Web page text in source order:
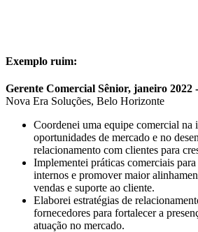
Exemplo ruim:
Gerente Comercial Sênior, janeiro 2022
Nova Era Soluções, Belo Horizonte
Coordenei uma equipe comercial na
oportunidades de mercado e no
relacionamento com clientes para
Implementei práticas comerciais
internos e promover maior
vendas e suporte ao cliente.
Elaborei estratégias de
fornecedores para fortalecer a
atuação no mercado.